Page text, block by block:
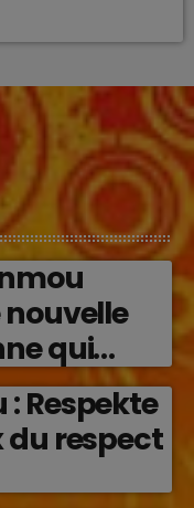
nouvelle
qui
émotions
: Respekte
du respect